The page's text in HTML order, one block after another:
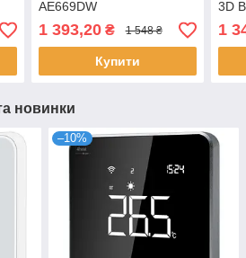
AE669DW
1 393,20₴ 1 548 ₴
Купити
3D
1
новинки
–10%